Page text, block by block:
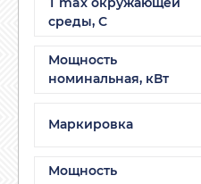
среды, С
Мощность
номинальная, кВт
Маркировка
Мощность